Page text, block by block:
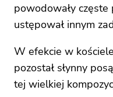
powodowały
ustępował innym
W efekcie w kościele
pozostał słynny
tej wielkiej